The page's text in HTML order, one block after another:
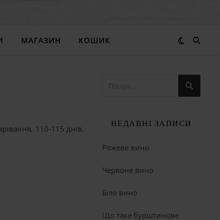
МАГАЗИН КОШИК
110-115 днів.
НЕДАВНІ ЗАПИСИ
Рожеве вино
Червоне вино
Біле вино
Що таке бурштинове